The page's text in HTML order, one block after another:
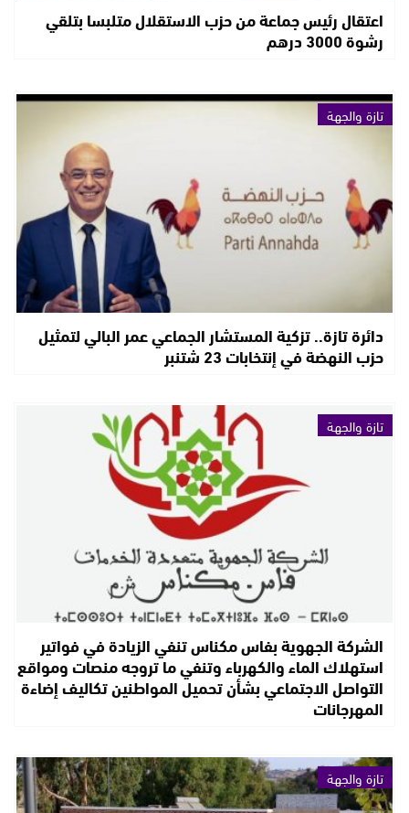
اعتقال رئيس جماعة من حزب الاستقلال متلبسا بتلقي
رشوة 3000 درهم
تازة والجهة
دائرة تازة.. تزكية المستشار الجماعي عمر البالي لتمثيل
حزب النهضة في إنتخابات 23 شتنبر
تازة والجهة
الشركة الجهوية بفاس مكناس تنفي الزيادة في فواتير
استهلاك الماء والكهرباء وتنفي ما تروجه منصات ومواقع
التواصل الاجتماعي بشأن تحميل المواطنين تكاليف إضاءة
المهرجانات
تازة والجهة